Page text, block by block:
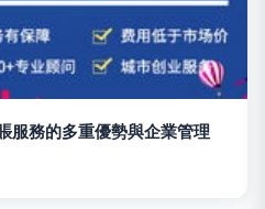
服務的多重優勢與企業管理